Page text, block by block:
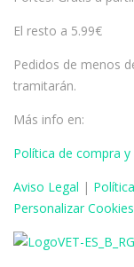
El resto a 5.99€
Pedidos de menos
tramitarán.
Más info en:
Política de compra
Aviso Legal |
Personalizar Cookies